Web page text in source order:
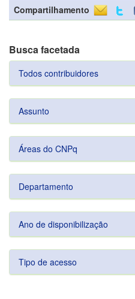
Compartilhamento
Busca facetada
Todos contribuidores
Assunto
Áreas do CNPq
Departamento
Ano de disponibilização
Tipo de acesso